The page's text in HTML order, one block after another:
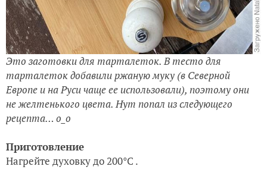
Это заготовки для тарталеток. В тесто для
тарталеток добавили ржаную муку (в Северной
Европе и на Руси чаще ее использовали), поэтому они
не желтенького цвета. Нут попал из следующего
рецепта… о_о
Приготовление
Нагрейте духовку до 200°С .